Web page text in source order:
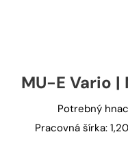
MU-E Vario |
Potrebný
Pracovná šírka: